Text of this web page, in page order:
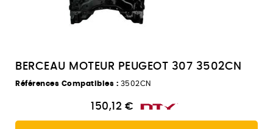
BERCEAU MOTEUR PEUGEOT 307 3502CN
Références Compatibles : 3502CN
150,12 €